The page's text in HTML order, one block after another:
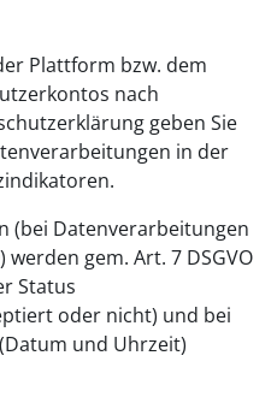
Plattform bzw. dem
nach
geben Sie
in der
(bei Datenverarbeitungen
werden gem. Art. 7 DSGVO
Status
oder nicht) und bei
und Uhrzeit)